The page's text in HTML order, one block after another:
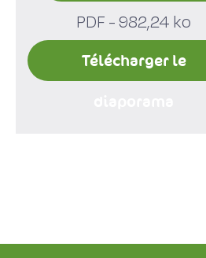
PDF - 982,24 ko
Télécharger le